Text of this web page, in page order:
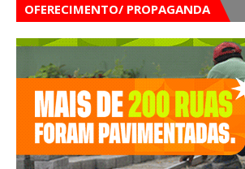
OFERECIMENTO/ PROPAGANDA